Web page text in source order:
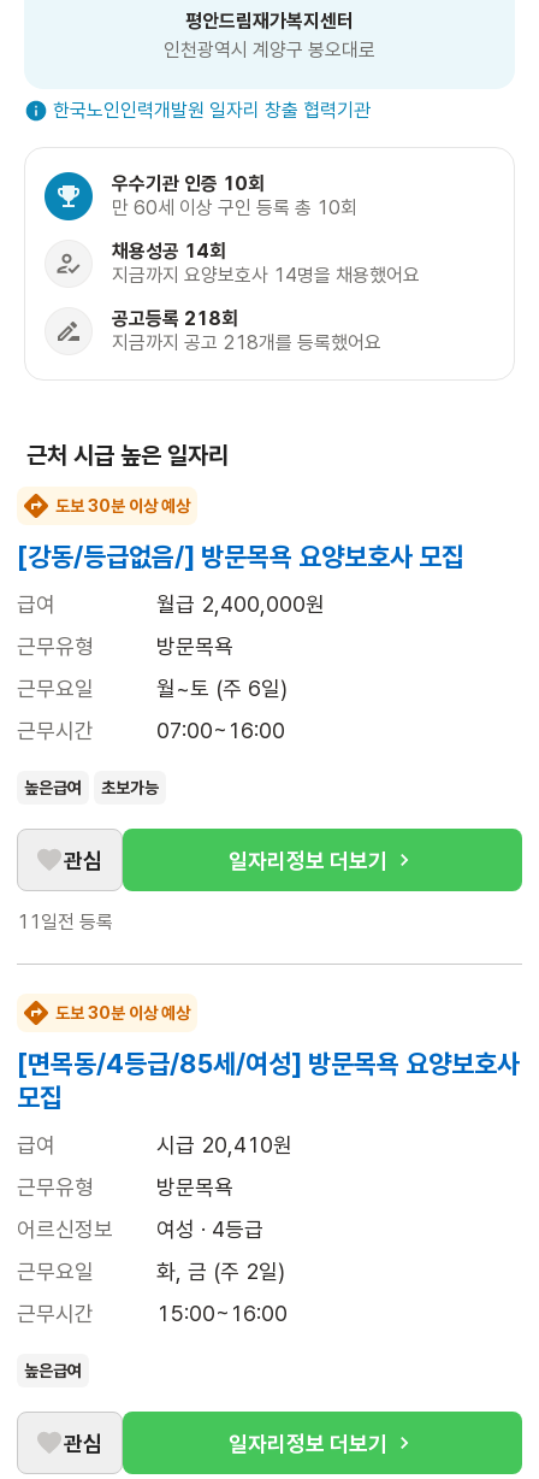
평안드림재가복지센터
인천광역시 계양구 봉오대로
한국노인인력개발원 일자리 창출 협력기관
우수기관 인증 10회
만 60세 이상 구인 등록 총 10회
채용성공 14회
지금까지 요양보호사 14명을 채용했어요
공고등록 218회
지금까지 공고 218개를 등록했어요
근처 시급 높은 일자리
도보 30분 이상 예상
[강동/등급없음/] 방문목욕 요양보호사 모집
급여
월급 2,400,000원
근무유형
방문목욕
근무요일
월~토 (주 6일)
근무시간
07:00~16:00
높은급여 초보가능
관심 일자리정보 더보기
11일전 등록
도보 30분 이상 예상
[면목동/4등급/85세/여성] 방문목욕 요양보호사
모집
급여
시급 20,410원
근무유형
방문목욕
어르신정보
여성 · 4등급
근무요일
화, 금 (주 2일)
근무시간
15:00~16:00
높은급여
관심 일자리정보 더보기